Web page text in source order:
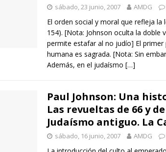
sábado, 23 junio, 2007 AMDG
El orden social y moral que refleja la
154). [Nota: Johnson oculta la doble
permite estafar al no judío] El primer
humana es sagrada. [Nota: Sin
Además, en el judaísmo […]
Paul Johnson: Una
Las revueltas de 66 y
Judaísmo antiguo. La
sábado, 16 junio, 2007 AMDG